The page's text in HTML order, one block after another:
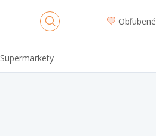
Obľubené
Supermarkety